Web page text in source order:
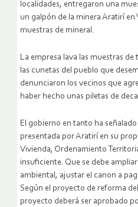
localidades, entregaron una
un galpón de la minera Aratirí en
muestras de mineral.
La empresa lava las muestras de
las cunetas del pueblo que
denunciaron los vecinos que
haber hecho unas piletas de
El gobierno en tanto ha
presentada por Aratirí en su
Vivienda, Ordenamiento
insuficiente. Que se debe
ambiental, ajustar el canon a
Según el proyecto de reforma
proyecto deberá ser aprobado